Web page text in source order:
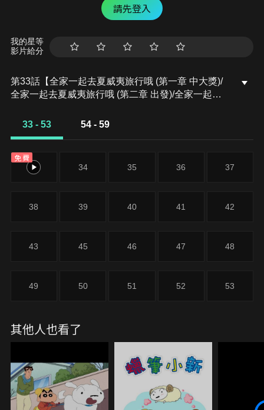
請先登入
我的星等
影片給分
第33話【全家一起去夏威夷旅行哦 (第一章 中大獎)/
全家一起去夏威夷旅行哦 (第二章 出發)/全家一起去
司買打折的衣服獲得抽獎券,竟然抽中了頭獎的夏威夷
月旅行的回憶…終於到了出發這天,野原一家人和席林
夫妻要搭同一班機去夏威夷。片刻都不想分開的席林
一家人住進了海邊的飯店,並且來海灘戲水。小新突然
33 - 53 54 - 59
免費
33 34 35 36 37
38 39 40 41 42
43 45 46 47 48
49 50 51 52 53
其他人也看了